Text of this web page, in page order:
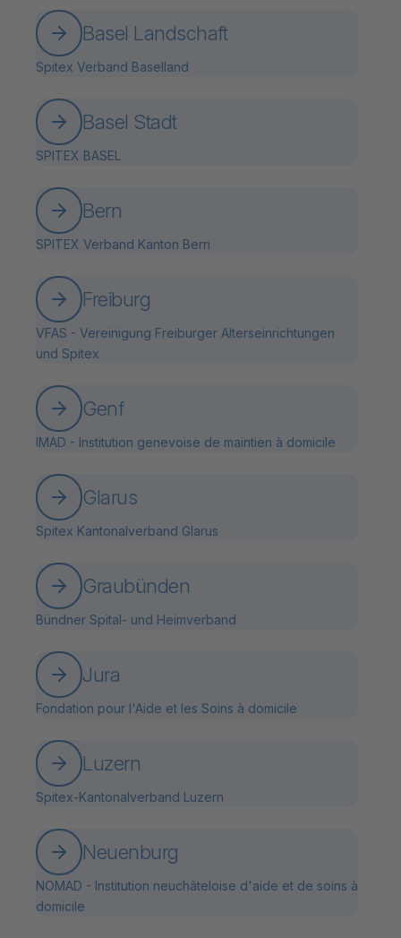
Basel Landschaft
Spitex Verband Baselland
Basel Stadt
SPITEX BASEL
Bern
SPITEX Verband Kanton Bern
Freiburg
VFAS - Vereinigung Freiburger Alterseinrichtungen
und Spitex
Genf
IMAD - Institution genevoise de maintien à domicile
Glarus
Spitex Kantonalverband Glarus
Graubünden
Bündner Spital- und Heimverband
Jura
Fondation pour l'Aide et les Soins à domicile
Luzern
Spitex-Kantonalverband Luzern
Neuenburg
NOMAD - Institution neuchâteloise d'aide et de soins à
domicile